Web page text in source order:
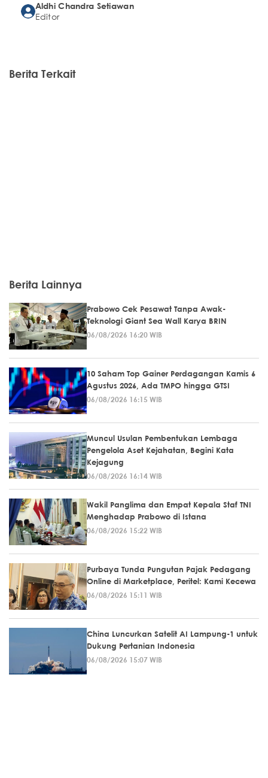
Aldhi Chandra Setiawan
Editor
Berita Terkait
Berita Lainnya
Prabowo Cek Pesawat Tanpa Awak-
Teknologi Giant Sea Wall Karya BRIN
06/08/2026 16:20 WIB
10 Saham Top Gainer Perdagangan Kamis 6
Agustus 2026, Ada TMPO hingga GTSI
06/08/2026 16:15 WIB
Muncul Usulan Pembentukan Lembaga
Pengelola Aset Kejahatan, Begini Kata
Kejagung
06/08/2026 16:14 WIB
Wakil Panglima dan Empat Kepala Staf TNI
Menghadap Prabowo di Istana
06/08/2026 15:22 WIB
Purbaya Tunda Pungutan Pajak Pedagang
Online di Marketplace, Peritel: Kami Kecewa
06/08/2026 15:11 WIB
China Luncurkan Satelit AI Lampung-1 untuk
Dukung Pertanian Indonesia
06/08/2026 15:07 WIB